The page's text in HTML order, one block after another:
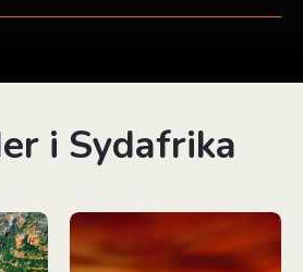
i Sydafrika